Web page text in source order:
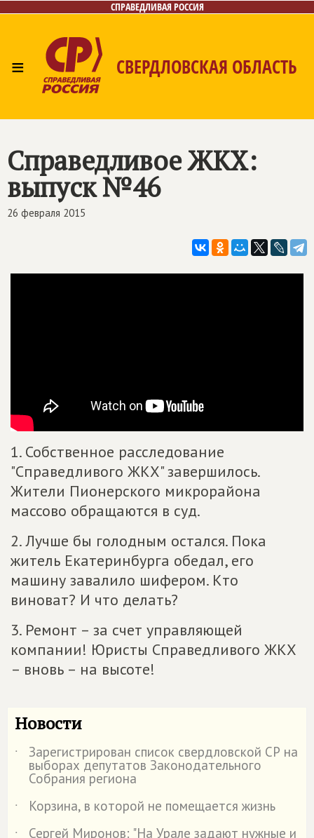
СПРАВЕДЛИВАЯ РОССИЯ
≡ СВЕРДЛОВСКАЯ ОБЛАСТЬ
Поиск
Справедливое ЖКХ:
выпуск №46
26 февраля 2015
1. Собственное расследование
"Справедливого ЖКХ" завершилось.
Жители Пионерского микрорайона
массово обращаются в суд.
2. Лучше бы голодным остался. Пока
житель Екатеринбурга обедал, его
машину завалило шифером. Кто
виноват? И что делать?
3. Ремонт – за счет управляющей
компании! Юристы Справедливого ЖКХ
– вновь – на высоте!
Новости
˙ Зарегистрирован список свердловской СР на
выборах депутатов Законодательного
Собрания региона
˙
Корзина, в которой не помещается жизнь
Сергей Миронов: "На Урале задают нужные и